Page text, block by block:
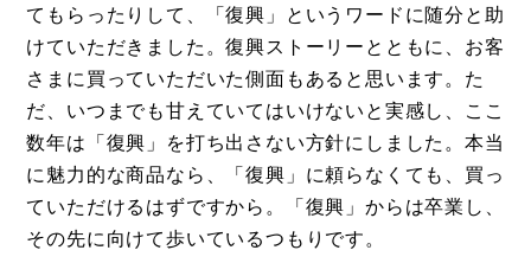
てもらったりして、「復興」というワードに随分と助
けていただきました。復興ストーリーとともに、お客
さまに買っていただいた側面もあると思います。た
だ、いつまでも甘えていてはいけないと実感し、ここ
数年は「復興」を打ち出さない方針にしました。本当
に魅力的な商品なら、「復興」に頼らなくても、買っ
ていただけるはずですから。「復興」からは卒業し、
その先に向けて歩いているつもりです。